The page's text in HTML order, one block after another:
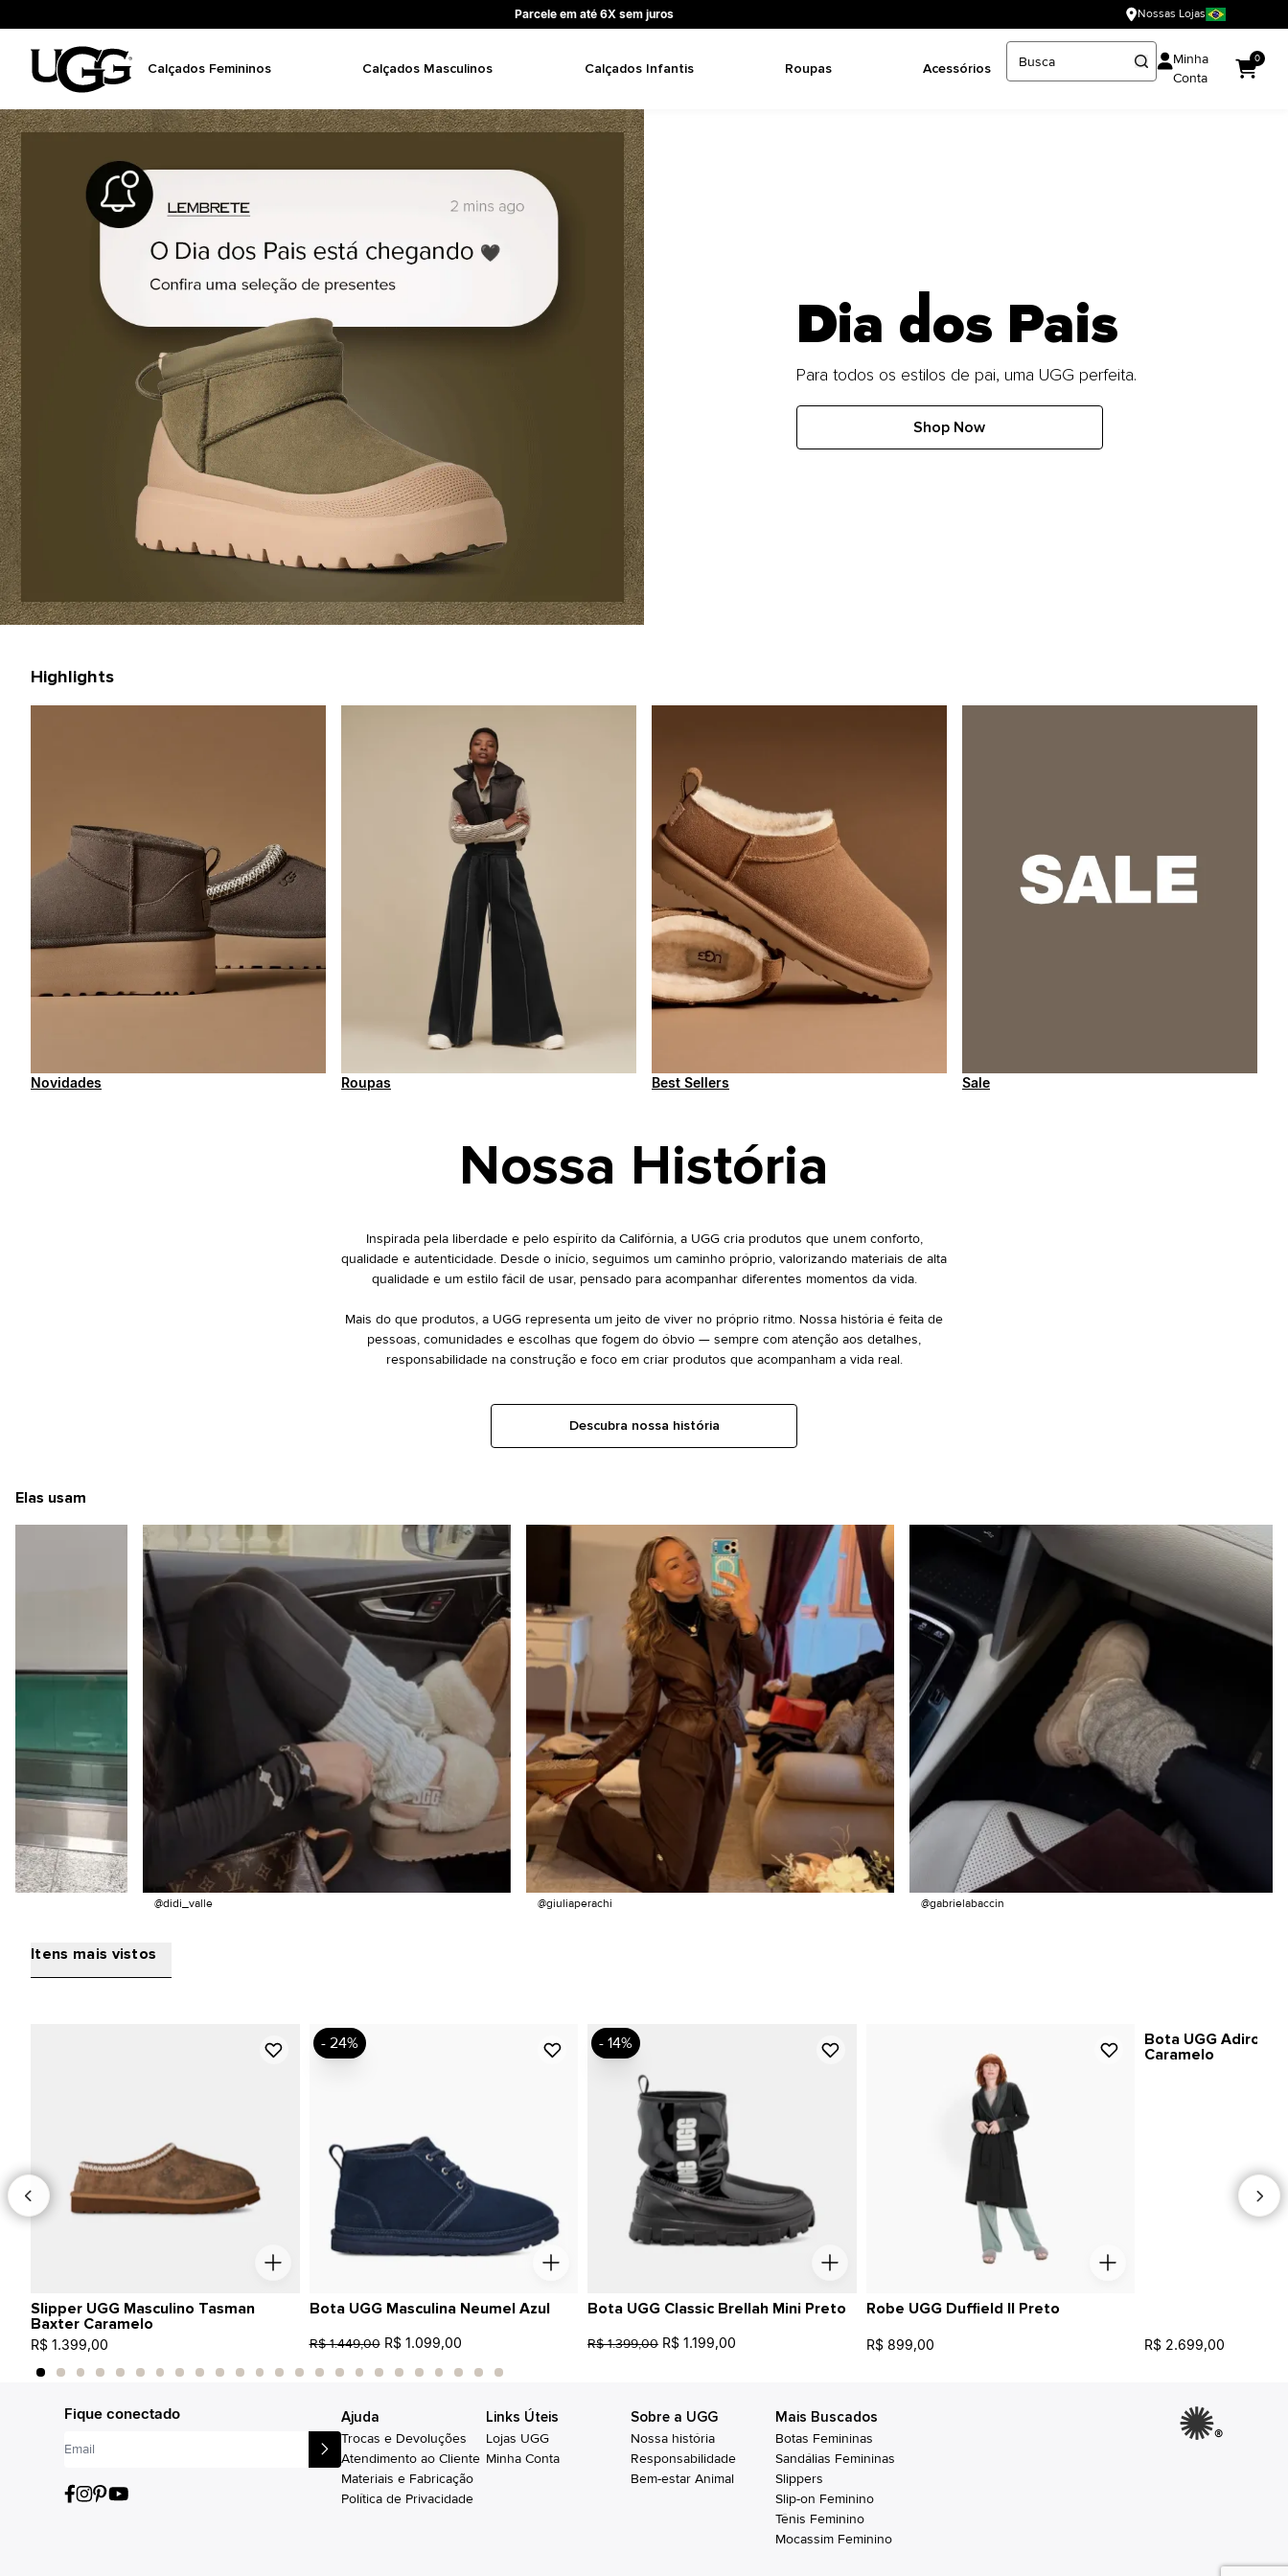
Parcele em até 6X sem juros Nossas Lojas
Calçados Femininos Calçados Masculinos Calçados Infantis Roupas Acessórios
Minha
Conta
0
Dia dos Pais
Para todos os estilos de pai, uma UGG perfeita.
Shop Now
Highlights
Novidades Roupas Best Sellers Sale
Nossa História
Inspirada pela liberdade e pelo espírito da Califórnia, a UGG cria produtos que unem conforto,
qualidade e autenticidade. Desde o início, seguimos um caminho próprio, valorizando materiais de alta
qualidade e um estilo fácil de usar, pensado para acompanhar diferentes momentos da vida.
Mais do que produtos, a UGG representa um jeito de viver no próprio ritmo. Nossa história é feita de
pessoas, comunidades e escolhas que fogem do óbvio — sempre com atenção aos detalhes,
responsabilidade na construção e foco em criar produtos que acompanham a vida real.
Descubra nossa história
Elas usam
@didi_valle @giuliaperachi @gabrielabaccin
Itens mais vistos
Slipper UGG Masculino Tasman
Baxter Caramelo
R$ 1.399,00
Bota UGG Masculina Neumel Azul
R$ 1.449,00 R$ 1.099,00
- 24%
Bota UGG Classic Brellah Mini Preto
R$ 1.399,00 R$ 1.199,00
- 14%
Robe UGG Duffield II Preto
R$ 899,00
Bota UGG
Caramelo
R$ 2.699,00
Calça UGG Cathy
- 20% Tênis UGG Lo
®
Fique conectado Ajuda
Trocas e Devoluções
Atendimento ao Cliente
Materiais e Fabricação
Política de Privacidade
Links Úteis
Lojas UGG
Minha Conta
Sobre a UGG
Nossa história
Responsabilidade
Bem-estar Animal
Mais Buscados
Botas Femininas
Sandálias Femininas
Slippers
Slip-on Feminino
Tênis Feminino
Mocassim Feminino